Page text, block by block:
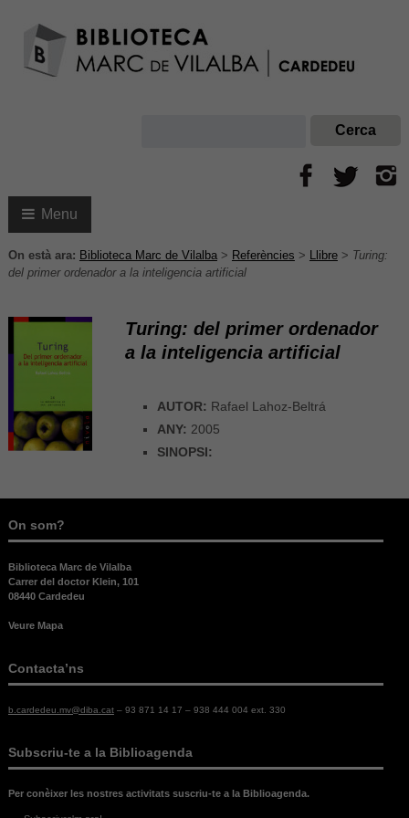
Menu
On està ara: Biblioteca Marc de Vilalba> Referències > Llibre> Turing:
del primer ordenador a la inteligencia artificial
Turing: del primer ordenador
a la inteligencia artificial
AUTOR: Rafael Lahoz-Beltrá
ANY: 2005
SINOPSI:
On som?
Biblioteca Marc de Vilalba
Carrer del doctor Klein, 101
08440 Cardedeu
Veure Mapa
Contacta’ns
b.cardedeu.mv@diba.cat– 93 871 14 17 – 938 444 004 ext. 330
Subscriu-te a la Biblioagenda
Per conèixer les nostres activitats suscriu-te a la Biblioagenda.